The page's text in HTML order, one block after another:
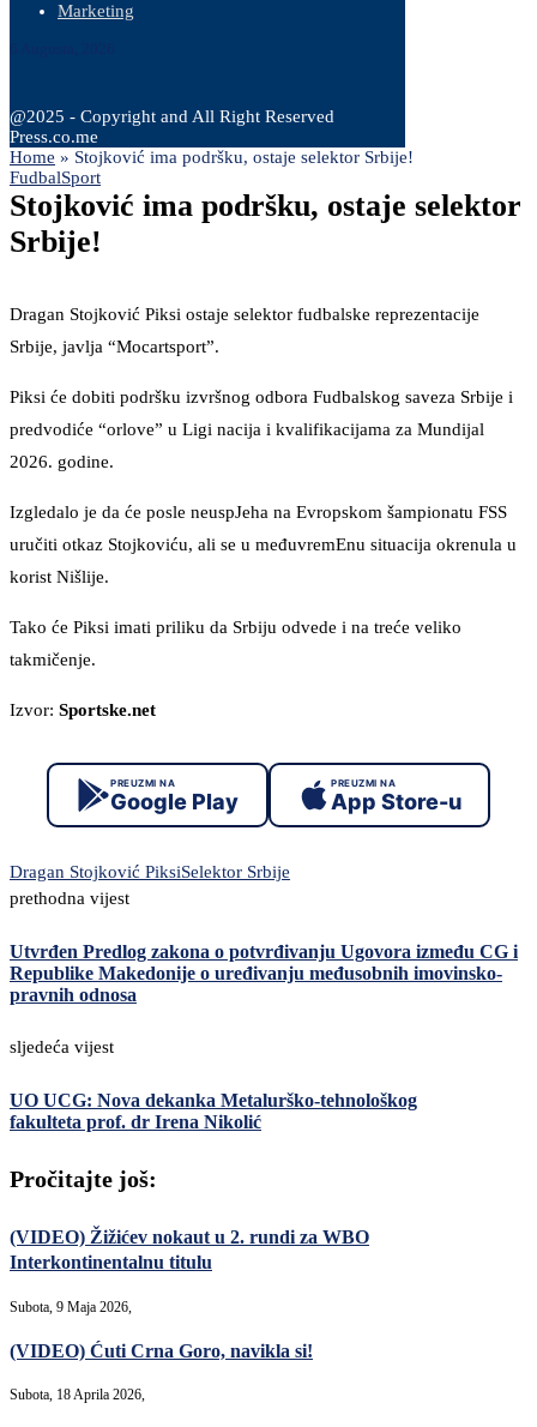
Marketing
@2025 - Copyright and All Right Reserved
Press.co.me
Home » Stojković ima podršku, ostaje selektor Srbije!
FudbalSport
Stojković ima podršku, ostaje selektor
Srbije!
Dragan Stojković Piksi ostaje selektor fudbalske reprezentacije
Srbije, javlja “Mocartsport”.
Piksi će dobiti podršku izvršnog odbora Fudbalskog saveza Srbije i
predvodiće “orlove” u Ligi nacija i kvalifikacijama za Mundijal
2026. godine.
Izgledalo je da će posle neuspJeha na Evropskom šampionatu FSS
uručiti otkaz Stojkoviću, ali se u međuvremEnu situacija okrenula u
korist Nišlije.
Tako će Piksi imati priliku da Srbiju odvede i na treće veliko
takmičenje.
Izvor: Sportske.net
PREUZMI NA
Google Play
PREUZMI NA
App Store-u
Dragan Stojković PiksiSelektor Srbije
prethodna vijest
Utvrđen Predlog zakona o potvrđivanju Ugovora između CG i
Republike Makedonije o uređivanju međusobnih imovinsko-
pravnih odnosa
sljedeća vijest
UO UCG: Nova dekanka Metalurško-tehnološkog
fakulteta prof. dr Irena Nikolić
Pročitajte još:
(VIDEO) Žižićev nokaut u 2. rundi za WBO
Interkontinentalnu titulu
Subota, 9 Maja 2026,
(VIDEO) Ćuti Crna Goro, navikla si!
Subota, 18 Aprila 2026,